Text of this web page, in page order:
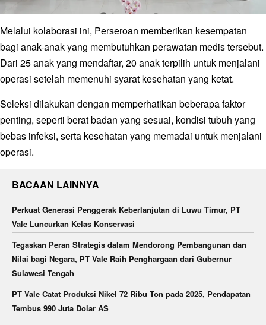
Melalui kolaborasi ini, Perseroan memberikan kesempatan
bagi anak-anak yang membutuhkan perawatan medis tersebut.
Dari 25 anak yang mendaftar, 20 anak terpilih untuk menjalani
operasi setelah memenuhi syarat kesehatan yang ketat.
Seleksi dilakukan dengan memperhatikan beberapa faktor
penting, seperti berat badan yang sesuai, kondisi tubuh yang
bebas infeksi, serta kesehatan yang memadai untuk menjalani
operasi.
BACAAN LAINNYA
Perkuat Generasi Penggerak Keberlanjutan di Luwu Timur, PT
Vale Luncurkan Kelas Konservasi
Tegaskan Peran Strategis dalam Mendorong Pembangunan dan
Nilai bagi Negara, PT Vale Raih Penghargaan dari Gubernur
Sulawesi Tengah
PT Vale Catat Produksi Nikel 72 Ribu Ton pada 2025, Pendapatan
Tembus 990 Juta Dolar AS